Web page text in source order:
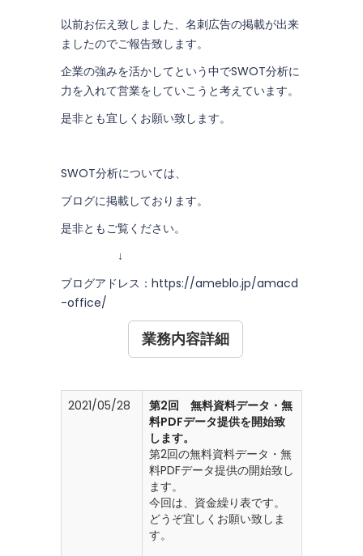
以前お伝え致しました、名刺広告の掲載が出来
ましたのでご報告致します。
企業の強みを活かしてという中でSWOT分析に
力を入れて営業をしていこうと考えています。
是非とも宜しくお願い致します。
SWOT分析については、
ブログに掲載しております。
是非ともご覧ください。
↓
ブログアドレス： https://ameblo.jp/amacd
-office/
業務内容詳細
2021/05/28
第2回 無料資料データ・無
料PDFデータ提供を開始致
します。
第2回の無料資料データ・無
料PDFデータ提供の開始致し
ます。
今回は、資金繰り表です。
どうぞ宜しくお願い致しま
す。